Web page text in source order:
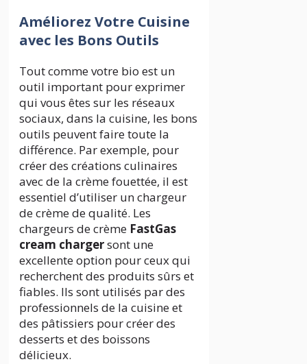
Améliorez Votre Cuisine
avec les Bons Outils
Tout comme votre bio est un
outil important pour exprimer
qui vous êtes sur les réseaux
sociaux, dans la cuisine, les bons
outils peuvent faire toute la
différence. Par exemple, pour
créer des créations culinaires
avec de la crème fouettée, il est
essentiel d’utiliser un chargeur
de crème de qualité. Les
chargeurs de crème FastGas
cream chargersont une
excellente option pour ceux qui
recherchent des produits sûrs et
fiables. Ils sont utilisés par des
professionnels de la cuisine et
des pâtissiers pour créer des
desserts et des boissons
délicieux.